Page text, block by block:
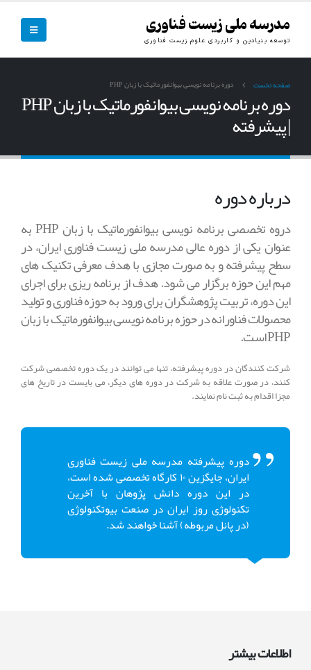
مدرسه ملی زیست فناوری
توسعه بنیادین و کاربردی علوم زیست فناوری
صفحه نخست دوره برنامه نویسی بیوانفورماتیک با زبان PHP
دوره برنامه نویسی بیوانفورماتیک با زبان PHP
| پیشرفته
درباره دوره
دروه تخصصی برنامه نویسی بیوانفورماتیک با زبان PHP به
عنوان یکی از دوره عالی مدرسه ملی زیست فناوری ایران، در
سطح پیشرفته و به صورت مجازی با هدف معرفی تکنیک های
مهم این حوزه برگزار می شود. هدف از برنامه ریزی برای اجرای
این دوره، تربیت پژوهشگران برای ورود به حوزه فناوری و تولید
محصولات فناورانه در حوزه برنامه نویسی بیوانفورماتیک با زبان
PHP است.
شرکت کنندگان در دوره پیشرفته، تنها می توانند در یک دوره تخصصی شرکت
کنند، در صورت علاقه به شرکت در دوره های دیگر، می بایست در تاریخ های
مجزا اقدام به ثبت نام نمایند.
دوره پیشرفته مدرسه ملی زیست فناوری
ایران، جایگزین 10 کارگاه تخصصی شده است،
در این دوره دانش پژوهان با آخرین
تکنولوژی روز ایران در صنعت بیوتکنولوژی
(در پانل مربوطه) آشنا خواهند شد.
اطلاعات بیشتر